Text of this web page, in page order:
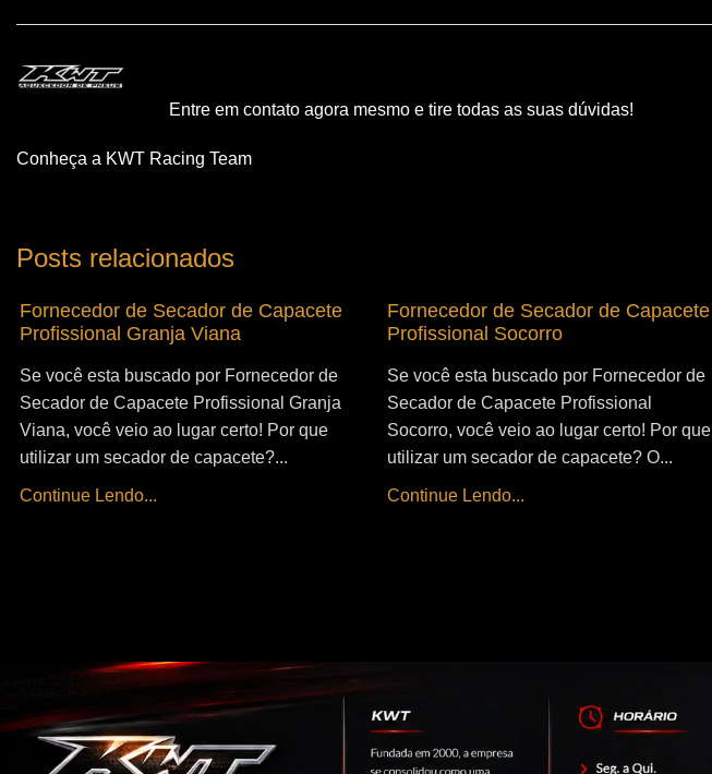
Entre em contato agora mesmo e tire todas as suas dúvidas!
Conheça a KWT Racing Team
Posts relacionados
Fornecedor de Secador de Capacete
Profissional Granja Viana
Se você esta buscado por Fornecedor de
Secador de Capacete Profissional Granja
Viana, você veio ao lugar certo! Por que
utilizar um secador de capacete?...
Continue Lendo...
Fornecedor de Secador de Capacete
Profissional Socorro
Se você esta buscado por Fornecedor de
Secador de Capacete Profissional
Socorro, você veio ao lugar certo! Por que
utilizar um secador de capacete? O...
Continue Lendo...